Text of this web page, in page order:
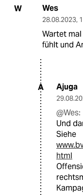
W Wes
28.08.2023,
Wartet
fühlt und
A Ajuga
@Wes:
Und
Siehe
html